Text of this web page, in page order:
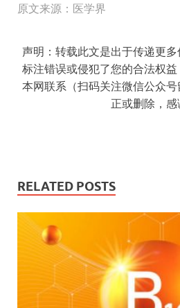
原文来源：医学界
声明：转载此文是出于传递更
标注错误或侵犯了您的合法权
本网联系（扫码关注微信公众
正或删除，感
RELATED POSTS